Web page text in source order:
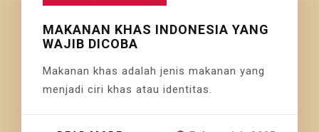
MAKANAN KHAS INDONESIA YANG
WAJIB DICOBA
Makanan khas adalah jenis makanan yang
menjadi ciri khas atau identitas.